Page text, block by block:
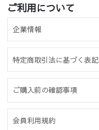
ご利用について
企業情報
特定商取引法に基づく表記
ご購入前の確認事項
会員利用規約